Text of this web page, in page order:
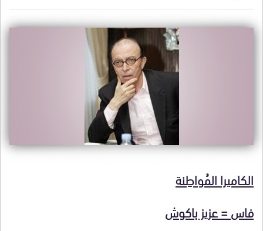
الكاميرا المُواطِنة
فاس = عزيز باكوش